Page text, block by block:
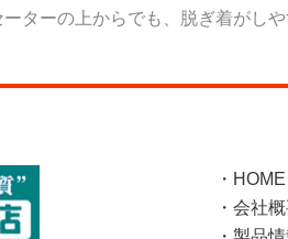
ーターの上からでも、脱ぎ着がし
・HOME
・会社